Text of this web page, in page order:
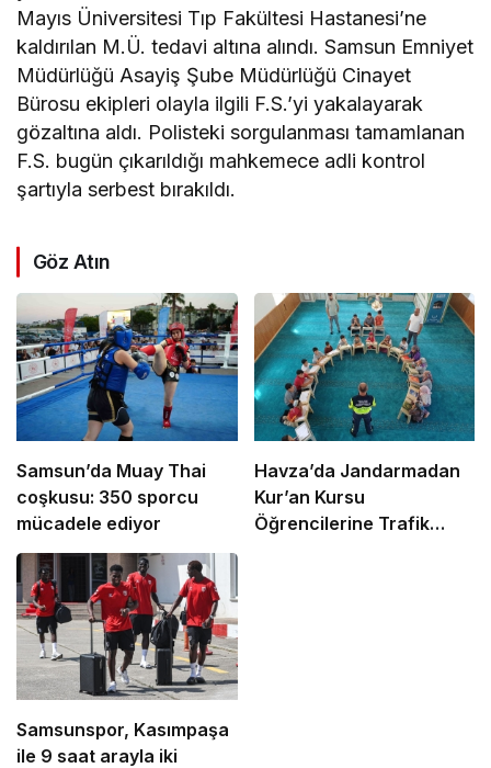
Mayıs Üniversitesi Tıp Fakültesi Hastanesi’ne
kaldırılan M.Ü. tedavi altına alındı. Samsun Emniyet
Müdürlüğü Asayiş Şube Müdürlüğü Cinayet
Bürosu ekipleri olayla ilgili F.S.’yi yakalayarak
gözaltına aldı. Polisteki sorgulanması tamamlanan
F.S. bugün çıkarıldığı mahkemece adli kontrol
şartıyla serbest bırakıldı.
Göz Atın
Samsun’da Muay Thai
coşkusu: 350 sporcu
mücadele ediyor
Havza’da Jandarmadan
Kur’an Kursu
Öğrencilerine Trafik
Samsunspor, Kasımpaşa
ile 9 saat arayla iki